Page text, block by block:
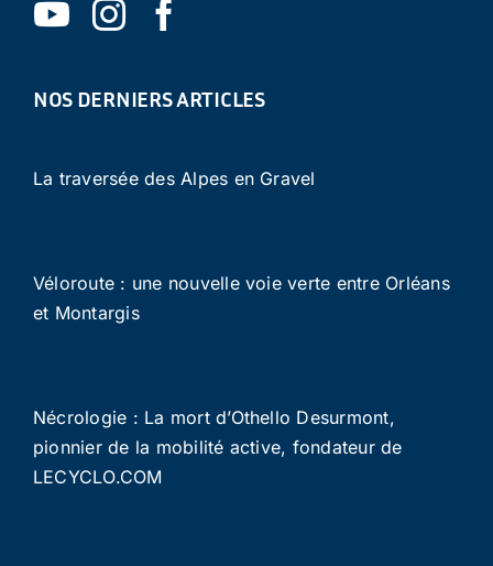
NOS DERNIERS ARTICLES
La traversée des Alpes en Gravel
Véloroute : une nouvelle voie verte entre Orléans
et Montargis
Nécrologie : La mort d’Othello Desurmont,
pionnier de la mobilité active, fondateur de
LECYCLO.COM